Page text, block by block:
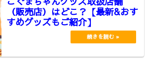
（販売店）はどこ？【最新&おす
すめグッズもご紹介】